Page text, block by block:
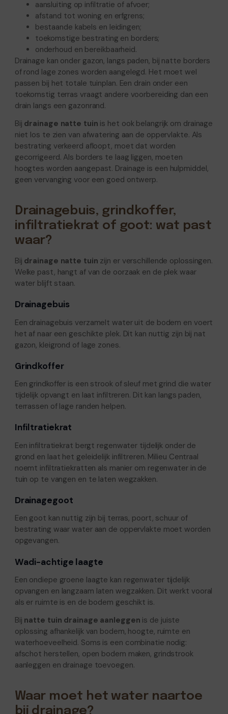
aansluiting op infiltratie of afvoer;
afstand tot woning en erfgrens;
bestaande kabels en leidingen;
toekomstige bestrating en borders;
onderhoud en bereikbaarheid.
Drainage kan onder gazon, langs paden, bij natte borders
of rond lage zones worden aangelegd. Het moet wel
passen bij het totale tuinplan. Een drain onder een
toekomstig terras vraagt andere voorbereiding dan een
drain langs een gazonrand.
Bij drainage natte tuin is het ook belangrijk om drainage
niet los te zien van afwatering aan de oppervlakte. Als
bestrating verkeerd afloopt, moet dat worden
gecorrigeerd. Als borders te laag liggen, moeten
hoogtes worden aangepast. Drainage is een hulpmiddel,
geen vervanging voor een goed ontwerp.
Drainagebuis, grindkoffer,
infiltratiekrat of goot: wat past
waar?
Bij drainage natte tuin zijn er verschillende oplossingen.
Welke past, hangt af van de oorzaak en de plek waar
water blijft staan.
Drainagebuis
Een drainagebuis verzamelt water uit de bodem en voert
het af naar een geschikte plek. Dit kan nuttig zijn bij nat
gazon, kleigrond of lage zones.
Grindkoffer
Een grindkoffer is een strook of sleuf met grind die water
tijdelijk opvangt en laat infiltreren. Dit kan langs paden,
terrassen of lage randen helpen.
Infiltratiekrat
Een infiltratiekrat bergt regenwater tijdelijk onder de
grond en laat het geleidelijk infiltreren. Milieu Centraal
noemt infiltratiekratten als manier om regenwater in de
tuin op te vangen en te laten wegzakken.
Drainagegoot
Een goot kan nuttig zijn bij terras, poort, schuur of
bestrating waar water aan de oppervlakte moet worden
opgevangen.
Wadi-achtige laagte
Een ondiepe groene laagte kan regenwater tijdelijk
opvangen en langzaam laten wegzakken. Dit werkt vooral
als er ruimte is en de bodem geschikt is.
Bij natte tuin drainage aanleggen is de juiste
oplossing afhankelijk van bodem, hoogte, ruimte en
waterhoeveelheid. Soms is een combinatie nodig:
afschot herstellen, open bodem maken, grindstrook
aanleggen en drainage toevoegen.
Waar moet het water naartoe
bij drainage?